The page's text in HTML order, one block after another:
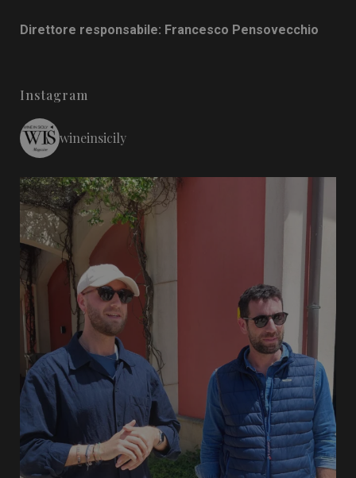
Direttore responsabile: Francesco Pensovecchio
Instagram
wineinsicily